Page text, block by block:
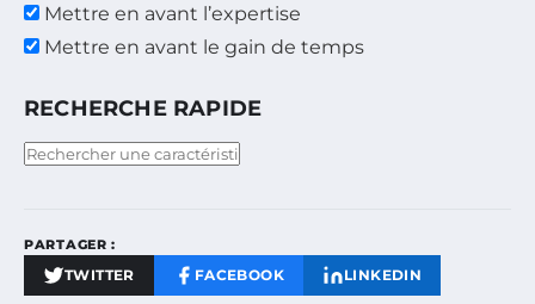
Mettre en avant l’expertise
Mettre en avant le gain de temps
RECHERCHE RAPIDE
PARTAGER :
TWITTER FACEBOOK LINKEDIN